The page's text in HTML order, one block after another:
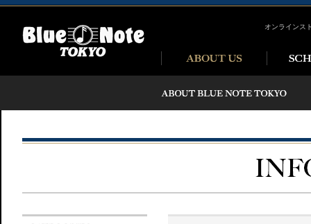
オンラインス